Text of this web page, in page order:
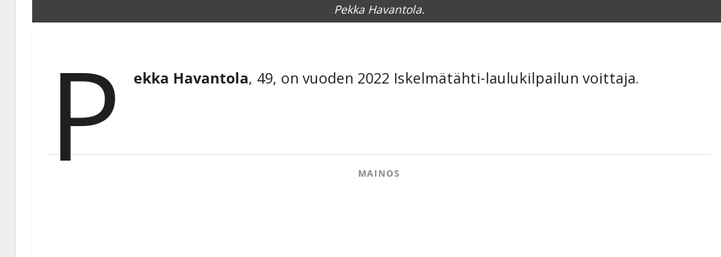
Pekka Havantola.
P ekka Havantola, 49, on vuoden 2022 Iskelmätähti-laulukilpailun voittaja.
MAINOS